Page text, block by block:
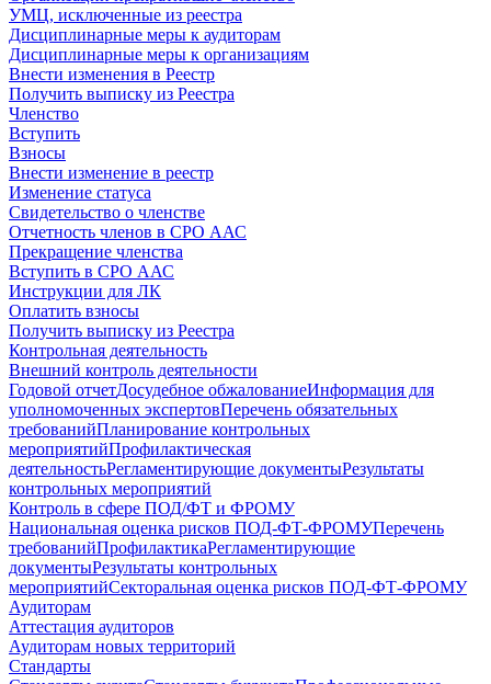
УМЦ, исключенные из реестра
Дисциплинарные меры к аудиторам
Дисциплинарные меры к организациям
Внести изменения в Реестр
Получить выписку из Реестра
Членство
Вступить
Взносы
Внести изменение в реестр
Изменение статуса
Свидетельство о членстве
Отчетность членов в СРО ААС
Прекращение членства
Вступить в СРО ААС
Инструкции для ЛК
Оплатить взносы
Получить выписку из Реестра
Контрольная деятельность
Внешний контроль деятельности
Годовой отчетДосудебное обжалованиеИнформация для
уполномоченных экспертовПеречень обязательных
требованийПланирование контрольных
мероприятийПрофилактическая
деятельностьРегламентирующие документыРезультаты
контрольных мероприятий
Контроль в сфере ПОД/ФТ и ФРОМУ
Национальная оценка рисков ПОД-ФТ-ФРОМУПеречень
требованийПрофилактикаРегламентирующие
документыРезультаты контрольных
мероприятийСекторальная оценка рисков ПОД-ФТ-ФРОМУ
Аудиторам
Аттестация аудиторов
Аудиторам новых территорий
Стандарты